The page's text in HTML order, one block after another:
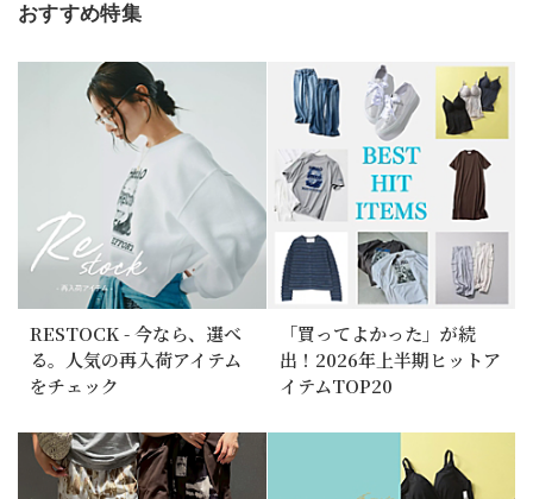
おすすめ特集
RESTOCK - 今なら、選べ
る。人気の再入荷アイテム
をチェック
「買ってよかった」が続
出！2026年上半期ヒットア
イテムTOP20